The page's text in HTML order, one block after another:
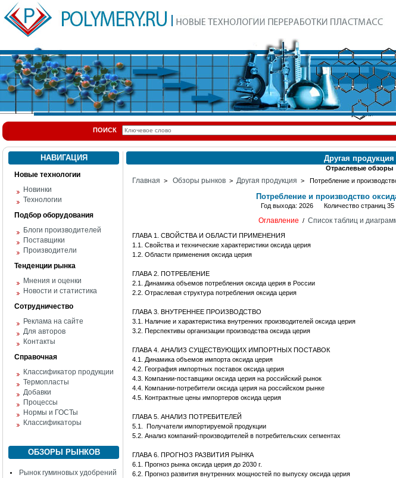
ПОИСК
НАВИГАЦИЯ
Новые технологии
Новинки
Технологии
Подбор оборудования
Блоги производителей
Поставщики
Производители
Тенденции рынка
Мнения и оценки
Новости и статистика
Сотрудничество
Реклама на сайте
Для авторов
Контакты
Справочная
Классификатор продукции
Термопласты
Добавки
Процессы
Нормы и ГОСТы
Классификаторы
ОБЗОРЫ РЫНКОВ
Рынок гуминовых удобрений
Другая продукция
Отраслевые обзоры
Главная > Обзоры рынков > Другая продукция > Потребление и
Потребление и производство
Год выхода: 2026 Количество страниц
Оглавление / Список таблиц и
ГЛАВА 1. СВОЙСТВА И ОБЛАСТИ ПРИМЕНЕНИЯ
1.1. Свойства и технические характеристики оксида церия
1.2. Области применения оксида церия
ГЛАВА 2. ПОТРЕБЛЕНИЕ
2.1. Динамика объемов потребления оксида церия в России
2.2. Отраслевая структура потребления оксида церия
ГЛАВА 3. ВНУТРЕННЕЕ ПРОИЗВОДСТВО
3.1. Наличие и характеристика внутренних производителей оксида церия
3.2. Перспективы организации производства оксида церия
ГЛАВА 4. АНАЛИЗ СУЩЕСТВУЮЩИХ ИМПОРТНЫХ ПОСТАВОК
4.1. Динамика объемов импорта оксида церия
4.2. География импортных поставок оксида церия
4.3. Компании-поставщики оксида церия на российский рынок
4.4. Компании-потребители оксида церия на российском рынке
4.5. Контрактные цены импортеров оксида церия
ГЛАВА 5. АНАЛИЗ ПОТРЕБИТЕЛЕЙ
5.1. Получатели импортируемой продукции
5.2. Анализ компаний-производителей в потребительских сегментах
ГЛАВА 6. ПРОГНОЗ РАЗВИТИЯ РЫНКА
6.1. Прогноз рынка оксида церия до 2030 г.
6.2. Прогноз развития внутренних мощностей по выпуску оксида церия